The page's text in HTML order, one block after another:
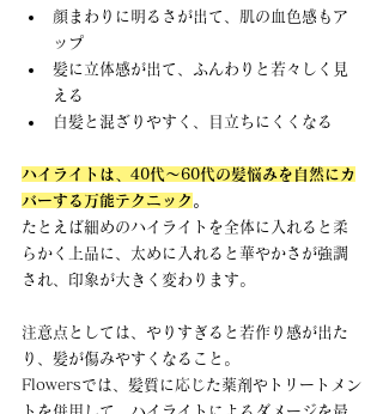
顔まわりに明るさが出て、肌の血色感もア
ップ
髪に立体感が出て、ふんわりと若々しく見
える
白髪と混ざりやすく、目立ちにくくなる
ハイライトは、40代〜60代の髪悩みを自然にカ
バーする万能テクニック 。
たとえば細めのハイライトを全体に入れると柔
らかく上品に、太めに入れると華やかさが強調
され、印象が大きく変わります。
注意点としては、やりすぎると若作り感が出た
り、髪が傷みやすくなること。
Flowersでは、髪質に応じた薬剤やトリートメン